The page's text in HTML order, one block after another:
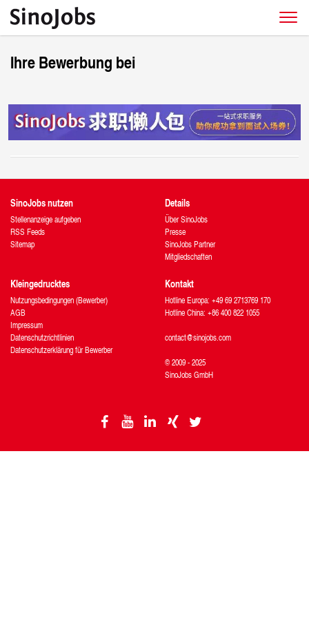
Ihre Bewerbung bei
SinoJobs nutzen
Stellenanzeige aufgeben
RSS Feeds
Sitemap
Details
Über SinoJobs
Presse
SinoJobs Partner
Mitgliedschaften
Kleingedrucktes
Nutzungsbedingungen (Bewerber)
AGB
Impressum
Datenschutzrichtlinien
Datenschutzerklärung für Bewerber
Kontakt
Hotline Europa: +49 69 2713769 170
Hotline China: +86 400 822 1055
contact@sinojobs.com
© 2009 - 2025
SinoJobs GmbH